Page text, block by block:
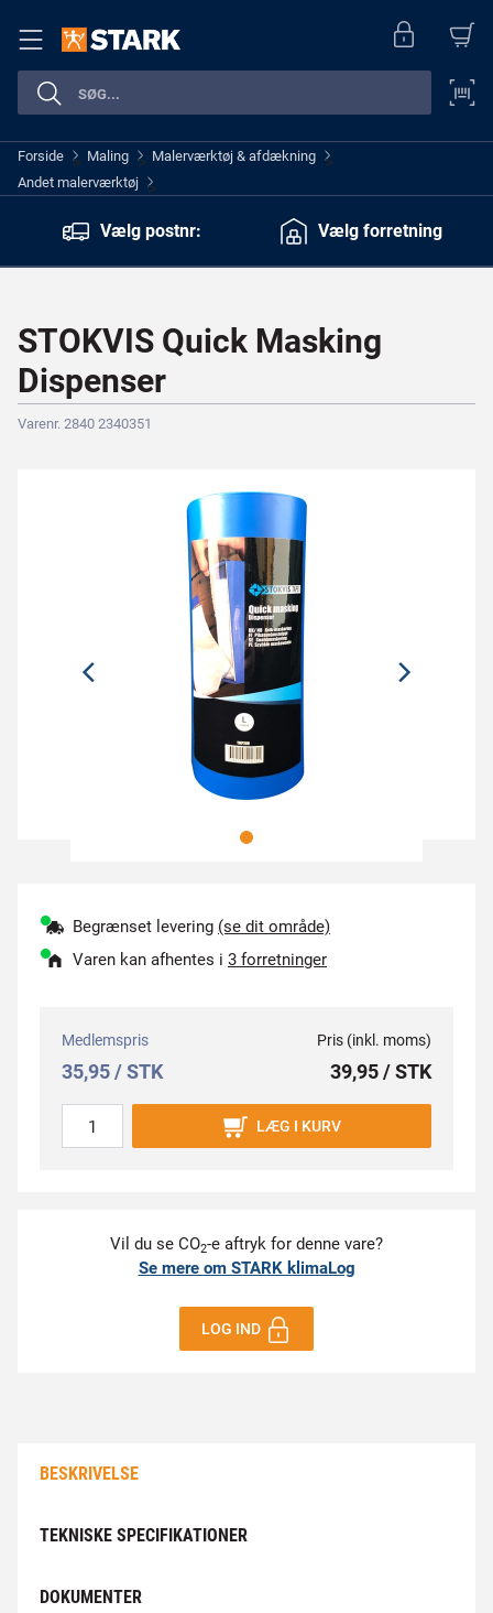
Forside > Maling > Malerværktøj & afdækning >
Andet malerværktøj >
Vælg postnr:
Vælg forretning
STOKVIS Quick Masking
Dispenser
Varenr. 2840 2340351
Begrænset levering (se dit område)
Varen kan afhentes i 3 forretninger
Medlemspris
35,95 / STK
Pris (inkl. moms)
39,95 / STK
LÆG I KURV
Vil du se CO2-e aftryk for denne vare?
Se mere om STARK klimaLog
LOG IND
BESKRIVELSE
TEKNISKE SPECIFIKATIONER
DOKUMENTER